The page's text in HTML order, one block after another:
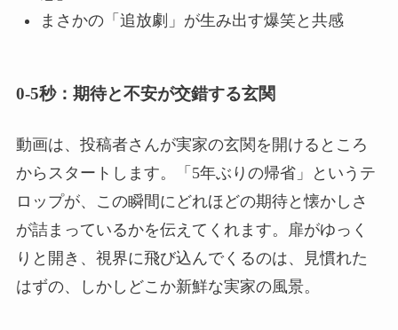
まさかの「追放劇」が生み出す爆笑と共感
0-5秒：期待と不安が交錯する玄関
動画は、投稿者さんが実家の玄関を開けるところ
からスタートします。「5年ぶりの帰省」というテ
ロップが、この瞬間にどれほどの期待と懐かしさ
が詰まっているかを伝えてくれます。扉がゆっく
りと開き、視界に飛び込んでくるのは、見慣れた
はずの、しかしどこか新鮮な実家の風景。